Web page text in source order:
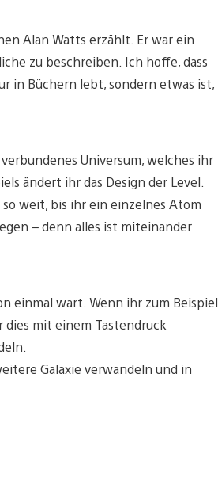
Alan Watts erzählt. Er war ein
zu beschreiben. Ich hoffe, dass
in Büchern lebt, sondern etwas ist,
Universum, welches ihr
ändert ihr das Design der Level.
weit, bis ihr ein einzelnes Atom
– denn alles ist miteinander
einmal wart. Wenn ihr zum Beispiel
mit einem Tastendruck
Galaxie verwandeln und in